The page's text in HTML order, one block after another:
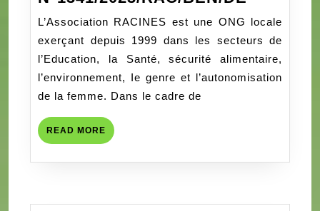
A
(AMI)
L’Association RACINES est une ONG locale
exerçant depuis 1999 dans les secteurs de
l’Education, la Santé, sécurité alimentaire,
l’environnement, Ie genre et l’autonomisation
de la femme. Dans le cadre de
READ MORE READ
MORE